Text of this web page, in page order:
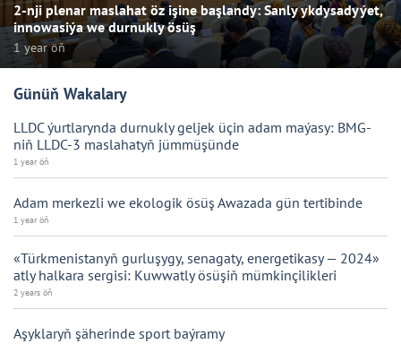
2-nji plenar maslahat öz işine başlandy: Sanly ykdysadyýet,
innowasiýa we durnukly ösüş
1 year öň
Günüň Wakalary
LLDC ýurtlarynda durnukly geljek üçin adam maýasy: BMG-
niň LLDC-3 maslahatyň jümmüşünde
1 year öň
Adam merkezli we ekologik ösüş Awazada gün tertibinde
1 year öň
«Türkmenistanyň gurluşygy, senagaty, energetikasy — 2024»
atly halkara sergisi: Kuwwatly ösüşiň mümkinçilikleri
2 years öň
Aşyklaryň şäherinde sport baýramy